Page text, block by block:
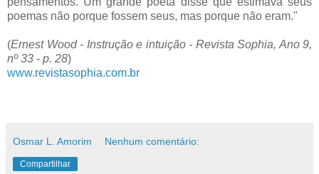
poemas não porque fossem seus, mas porque não eram."
(Ernest Wood - Instrução e intuição - Revista Sophia, Ano 9,
nº 33 - p. 28)
www.revistasophia.com.br
Osmar L. Amorim Nenhum comentário:
Compartilhar